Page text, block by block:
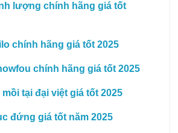
lượng chính hãng giá tốt
chính hãng giá tốt 2025
chính hãng giá tốt 2025
tại đại việt giá tốt 2025
đứng giá tốt năm 2025